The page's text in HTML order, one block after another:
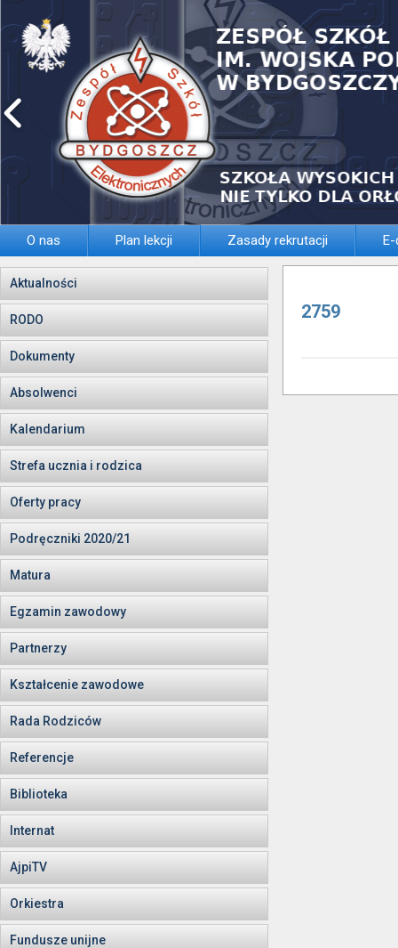
O nas Plan lekcji Zasady rekrutacji
Aktualności
RODO
Dokumenty
Absolwenci
Kalendarium
Strefa ucznia i rodzica
Oferty pracy
Podręczniki 2020/21
Matura
Egzamin zawodowy
Partnerzy
Kształcenie zawodowe
Rada Rodziców
Referencje
Biblioteka
Internat
AjpiTV
Orkiestra
Fundusze unijne
2759